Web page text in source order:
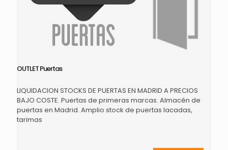
OUTLET Puertas
LIQUIDACION STOCKS DE PUERTAS EN MADRID A PRECIOS
BAJO COSTE. Puertas de primeras marcas. Almacén de
puertas en Madrid. Amplio stock de puertas lacadas,
tarimas